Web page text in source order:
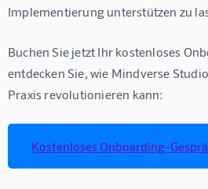
Implementierung unterstützen zu
Buchen Sie jetzt Ihr kostenloses
entdecken Sie, wie Mindverse
Praxis revolutionieren kann:
Kostenloses Onboarding-